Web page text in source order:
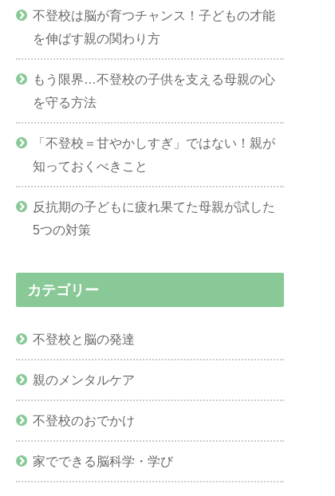
不登校は脳が育つチャンス！子どもの才能
を伸ばす親の関わり方
もう限界…不登校の子供を支える母親の心
を守る方法
「不登校＝甘やかしすぎ」ではない！親が
知っておくべきこと
反抗期の子どもに疲れ果てた母親が試した
5つの対策
カテゴリー
不登校と脳の発達
親のメンタルケア
不登校のおでかけ
家でできる脳科学・学び